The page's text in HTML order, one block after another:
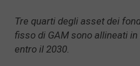
Tre quarti degli asset dei
fisso di GAM sono allineati
entro il 2030.